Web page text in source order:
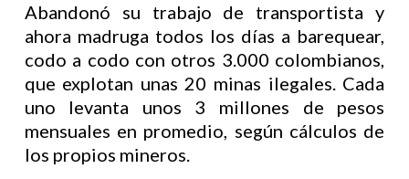
Abandonó su trabajo de transportista y
ahora madruga todos los días a barequear,
codo a codo con otros 3.000 colombianos,
que explotan unas 20 minas ilegales. Cada
uno levanta unos 3 millones de pesos
mensuales en promedio, según cálculos de
los propios mineros.